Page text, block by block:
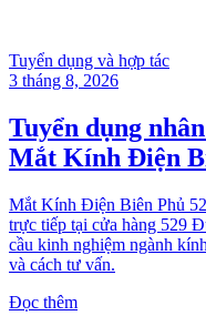
Tuyển dụng và hợp tác
3 tháng 8, 2026
Tuyển dụng
Mắt Kính Điện
Mắt Kính Điện Biên Phủ
trực tiếp tại cửa hàng 529
cầu kinh nghiệm ngành
và cách tư vấn.
Đọc thêm